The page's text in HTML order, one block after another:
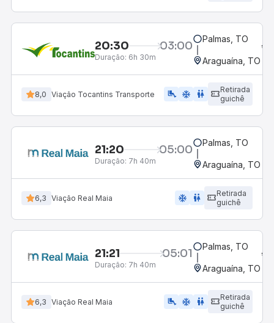
20:30 03:00
Duração: 6h 30m
Palmas, TO
Araguaína, TO
8,0 Viação Tocantins Transporte airline_seat_legroom_extra ac_unit wc
Retirada
guichê
21:20 05:00
Duração: 7h 40m
Palmas, TO
Araguaína, TO
6,3 Viação Real Maia ac_unit wc
Retirada
guichê
21:21 05:01
Duração: 7h 40m
Palmas, TO
Araguaína, TO
6,3 Viação Real Maia airline_seat_legroom_extra ac_unit wc
Retirada
guichê